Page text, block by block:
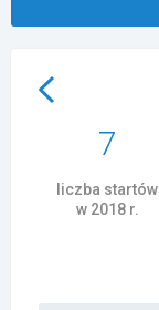
Załóż konto
7
liczba startów
w 2018 r.